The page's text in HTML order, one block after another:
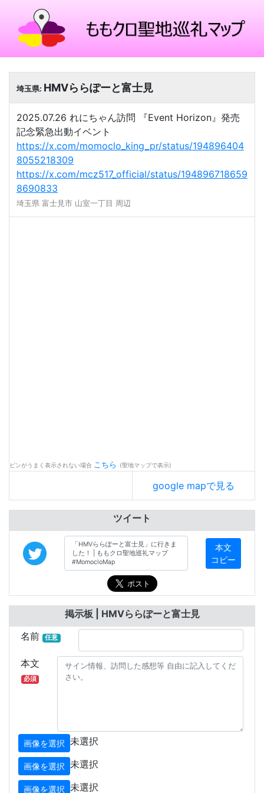
埼玉県: HMVららぽーと富士見
2025.07.26 れにちゃん訪問 『Event Horizon』発売
記念緊急出動イベント
https://x.com/momoclo_king_pr/status/194896404
8055218309
https://x.com/mcz517_official/status/194896718659
8690833
埼玉県 富士見市 山室一丁目 周辺
ピンがうまく表示されない場合 こちら (聖地マップで表示)
google mapで見る
ツイート
本文
コピー
掲示板 | HMVららぽーと富士見
名前
任意
本文
必須
画像を選択 未選択
画像を選択 未選択
画像を選択 未選択